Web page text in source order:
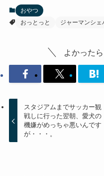
おやつ
おっとっと
ジャーマンシェ
よかった
スタジアムまでサッカー観
戦しに行った翌朝、愛犬の
機嫌がめっちゃ悪いんです
が・・・。